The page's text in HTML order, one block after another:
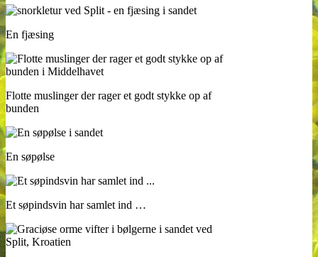
En fjæsing
Flotte muslinger der rager et godt stykke op af
bunden
En søpølse
Et søpindsvin har samlet ind …